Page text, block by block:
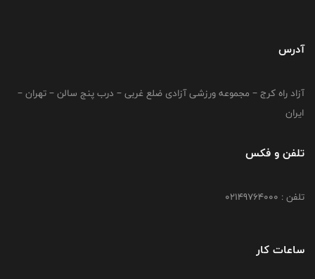
آدرس
آزاد راه کرج – مجموعه ورزشی آزادی ضلع غربی – درب پنج سالن – تهران –
ایران
تلفن و فکس
تلفن : 02149764000
ساعات کار